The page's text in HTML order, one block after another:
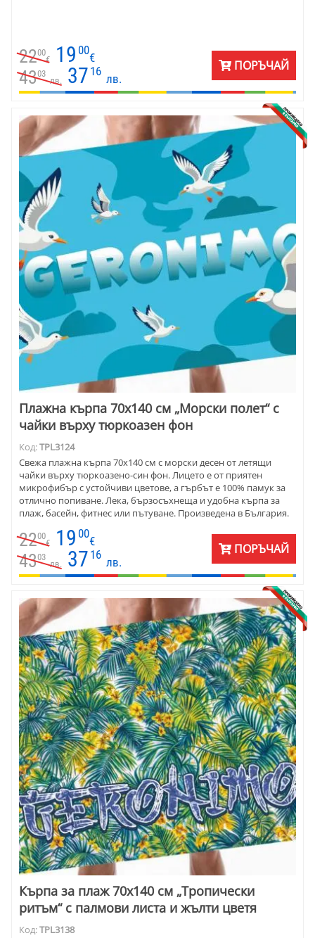
2200
€ 19 00
€
4303
лв. 37 16
лв.
ПОРЪЧАЙ
Плажна кърпа 70х140 см „Морски полет“ с
чайки върху тюркоазен фон
Код:TPL3124
Свежа плажна кърпа 70х140 см с морски десен от летящи
чайки върху тюркоазено-син фон. Лицето е от приятен
микрофибър с устойчиви цветове, а гърбът е 100% памук за
отлично попиване. Лека, бързосъхнеща и удобна кърпа за
плаж, басейн, фитнес или пътуване. Произведена в България.
2200
€ 19 00
€
4303
лв. 37 16
лв.
ПОРЪЧАЙ
Кърпа за плаж 70х140 см „Тропически
ритъм“ с палмови листа и жълти цветя
Код:TPL3138